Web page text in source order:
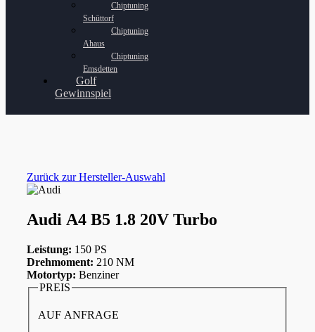
Chiptuning
Schüttorf
Chiptuning
Ahaus
Chiptuning
Emsdetten
Golf
Gewinnspiel
Zurück zur Hersteller-Auswahl
Audi A4 B5 1.8 20V Turbo
Leistung: 150 PS
Drehmoment: 210 NM
Motortyp: Benziner
PREIS
AUF ANFRAGE